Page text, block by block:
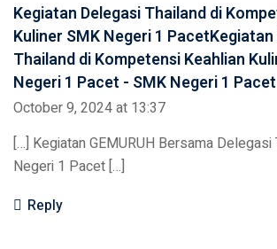
Kegiatan Delegasi Thailand di
Kuliner SMK Negeri 1
Thailand di Kompetensi Keahlian
Negeri 1 Pacet - SMK Negeri 1 Pacet
October 9, 2024 at 13:37
[…] Kegiatan GEMURUH Bersama
Negeri 1 Pacet […]
Reply